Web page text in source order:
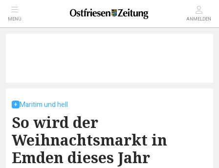
MENÜ ANMELDEN
Maritim und hell
So wird der
Weihnachtsmarkt in
Emden dieses Jahr